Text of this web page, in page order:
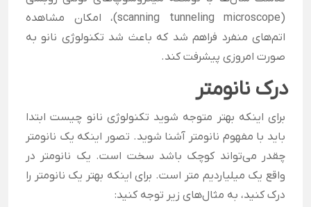
(scanning tunneling microscope)، امکان مشاهده
اتم‌های منفرد فراهم شد که باعث شد تکنولوژی نانو به
صورت امروزی پیشرفت کند.
درک نانومتر
برای اینکه بهتر متوجه شوید تکنولوژی نانو چیست ابتدا
باید با مفهوم نانومتر آشنا شوید. تصور اینکه یک نانومتر
چقدر می‌تواند کوچک باشد سخت است. یک نانومتر در
واقع یک میلیاردیم متر است. برای اینکه بهتر یک نانومتر را
درک کنید، به مثال‌های زیر توجه کنید: